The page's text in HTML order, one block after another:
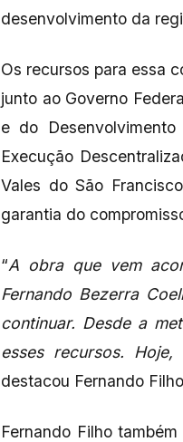
desenvolvimento da
Os recursos para essa
junto ao Governo
e do
Execução
Vales do São
garantia do
“A obra que vem
Fernando Bezerra
continuar. Desde a
esses recursos.
destacou Fernando
Fernando Filho